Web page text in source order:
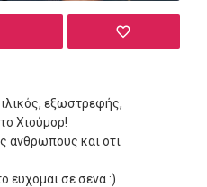
εξωστρεφής,
Χιούμορ!
ανθρωπους και οτι
ευχομαι σε σενα :)